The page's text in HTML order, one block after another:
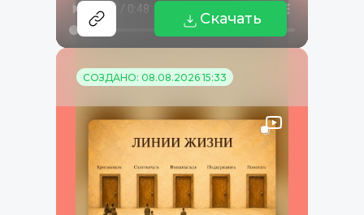
Скачать
СОЗДАНО: 08.08.2026 15:33